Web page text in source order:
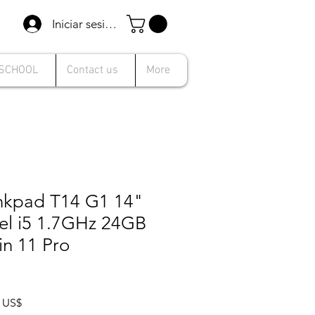
Iniciar sesión
Contact us More
T14 G1 14"
i5 1.7GHz 24GB
11 Pro
Precio